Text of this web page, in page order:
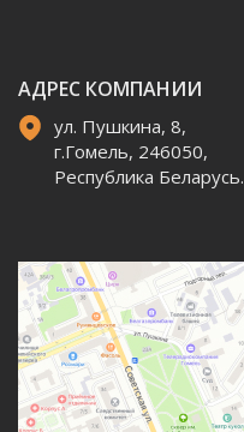
АДРЕС КОМПАНИИ
ул. Пушкина, 8,
г.Гомель, 246050,
Республика Беларусь.